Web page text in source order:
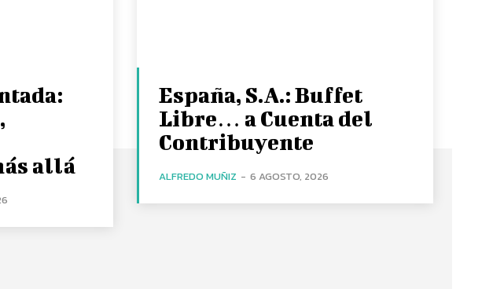
allá
España, S.A.: Buffet
Libre… a Cuenta del
Contribuyente
ALFREDO MUÑIZ - 6 AGOSTO, 2026